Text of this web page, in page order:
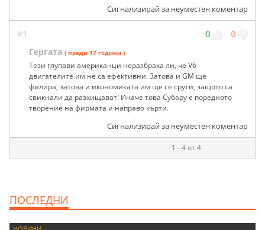
Сигнализирай за неуместен коментар
#1 0 0
Гергата ( преди 17 години )
Тези глупави американци неразбраха ли, че V6
двигателите им не са ефективни. Затова и GM ще
филира, затова и икономиката им ще се срути, защото са
свикнали да разхищават! Иначе това Субару е поредното
творение на фирмата и направо кърти.
Сигнализирай за неуместен коментар
1 - 4 от 4
ПОСЛЕДНИ